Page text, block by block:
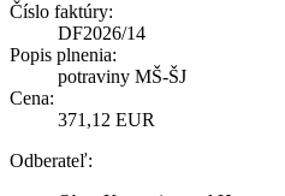
Číslo faktúry:
DF2026/14
Popis plnenia:
potraviny MŠ-ŠJ
Cena:
371,12 EUR
Odberateľ: